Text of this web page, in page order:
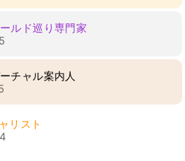
ルド巡り専門家
チャル案内人
リスト